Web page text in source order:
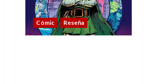
Cómic Reseña